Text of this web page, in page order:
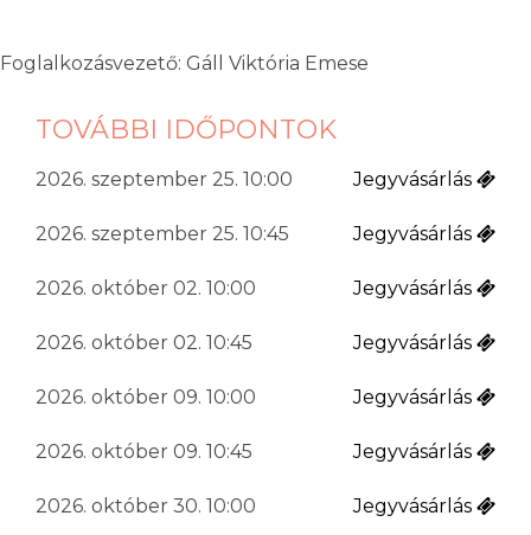
Foglalkozásvezető: Gáll Viktória Emese
TOVÁBBI IDŐPONTOK
2026. szeptember 25. 10:00 Jegyvásárlás
2026. szeptember 25. 10:45 Jegyvásárlás
2026. október 02. 10:00 Jegyvásárlás
2026. október 02. 10:45 Jegyvásárlás
2026. október 09. 10:00 Jegyvásárlás
2026. október 09. 10:45 Jegyvásárlás
2026. október 30. 10:00 Jegyvásárlás